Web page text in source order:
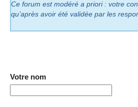
Ce forum est modéré a priori : votre
qu’après avoir été validée par les
Votre nom